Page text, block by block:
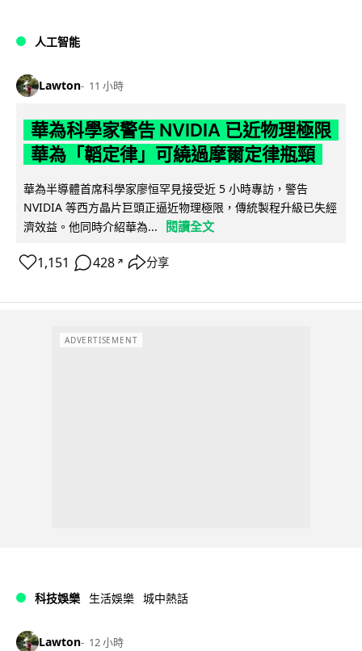
人工智能
Lawton 11 小時
華為科學家警告 NVIDIA 已近物理極限
華為「韜定律」可繞過摩爾定律瓶頸
華為半導體首席科學家廖恒罕見接受近 5 小時專訪，警告
NVIDIA 等西方晶片巨頭正逼近物理極限，傳統製程升級已失經
濟效益。他同時介紹華為...
閱讀全文
1,151 428 ↗ 分享
ADVERTISEMENT
科技娛樂 生活娛樂 城中熱話
Lawton 12 小時